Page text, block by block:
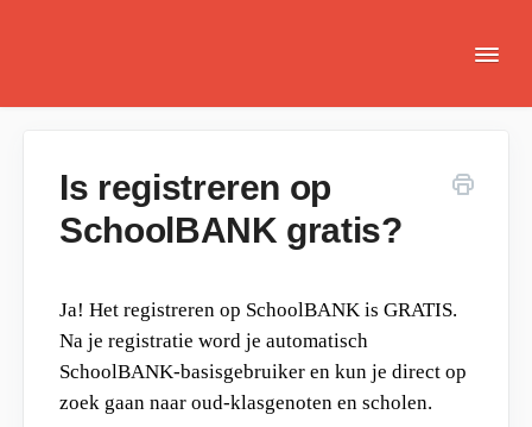
Is registreren op
SchoolBANK gratis?
Ja! Het registreren op SchoolBANK is GRATIS.
Na je registratie word je automatisch
SchoolBANK-basisgebruiker en kun je direct op
zoek gaan naar oud-klasgenoten en scholen.